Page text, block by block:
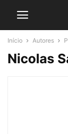
Início Autores
Nicolas